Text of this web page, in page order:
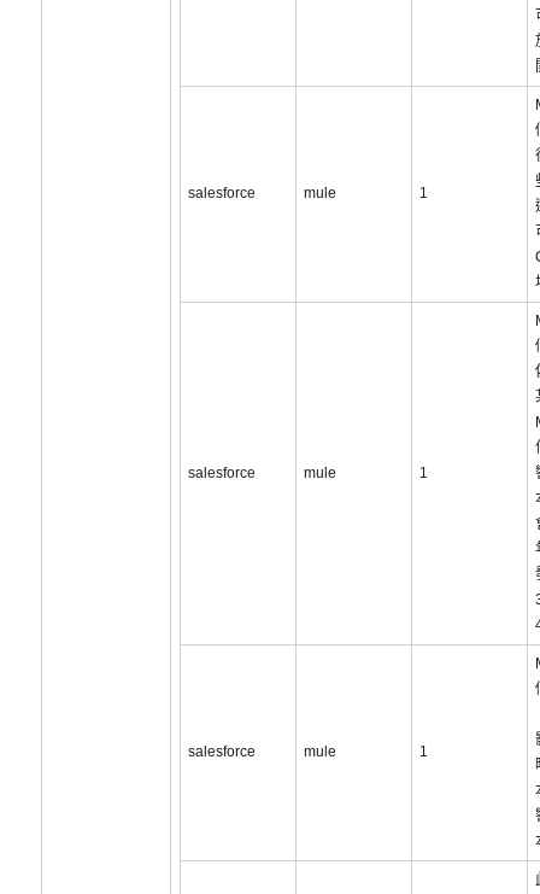
salesforce mule 1
salesforce mule 1
salesforce mule 1